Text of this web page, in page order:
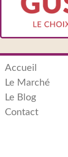
Accueil
Le Marché
Le Blog
Contact